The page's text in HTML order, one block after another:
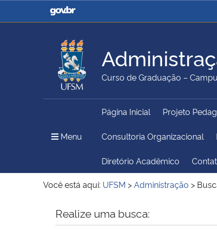
Casa Civil
Ministério da Justiça e
Ministério da Agricultura,
Pecuária e Abastecimento
Ministério da Educação
Ministério do Meio Ambiente Ministério do Turismo
Secretaria de Governo
Gabinete de
Institucional
Curso de Graduação –
Menu Menu Principal do Sítio
Página Inicial Projeto
Consultoria Organizacional
Diretório Acadêmico
Você está aqui: UFSM >Administração >
Início do conteúdo
Realize uma busca: